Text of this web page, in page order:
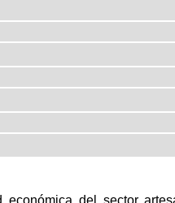
del sector